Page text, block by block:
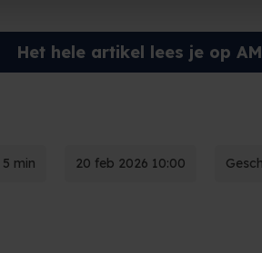
Het hele artikel lees je op
5 min 20 feb 2026 10:00